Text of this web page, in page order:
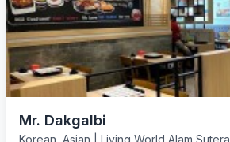
Mr. Dakgalbi
Korean Asian
Living World Alam Sutera